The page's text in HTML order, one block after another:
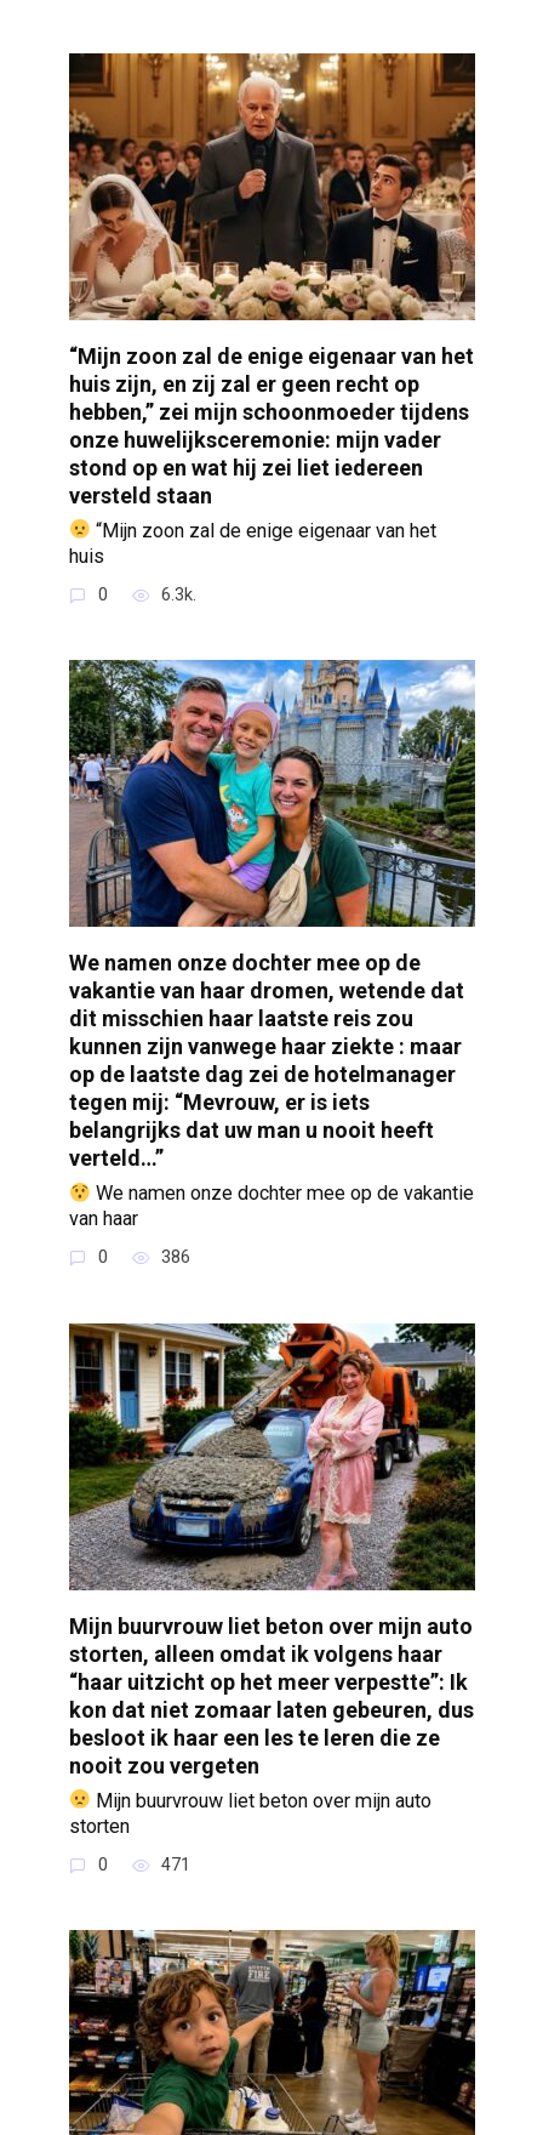
“Mijn zoon zal de enige eigenaar van het
huis zijn, en zij zal er geen recht op
hebben,” zei mijn schoonmoeder tijdens
onze huwelijksceremonie: mijn vader
stond op en wat hij zei liet iedereen
versteld staan
“Mijn zoon zal de enige eigenaar van het
huis
0 6.3k.
We namen onze dochter mee op de
vakantie van haar dromen, wetende dat
dit misschien haar laatste reis zou
kunnen zijn vanwege haar ziekte : maar
op de laatste dag zei de hotelmanager
tegen mij: “Mevrouw, er is iets
belangrijks dat uw man u nooit heeft
verteld…”
We namen onze dochter mee op de vakantie
van haar
0 386
Mijn buurvrouw liet beton over mijn auto
storten, alleen omdat ik volgens haar
“haar uitzicht op het meer verpestte”: Ik
kon dat niet zomaar laten gebeuren, dus
besloot ik haar een les te leren die ze
nooit zou vergeten
Mijn buurvrouw liet beton over mijn auto
storten
0 471